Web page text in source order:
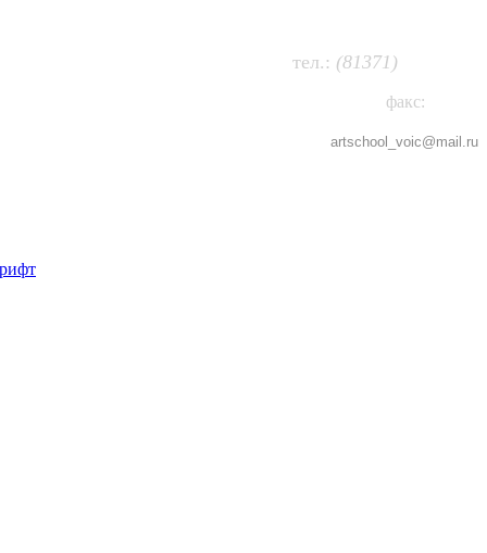
тел.: (81371)
факс:
artschool_voic@mail.ru